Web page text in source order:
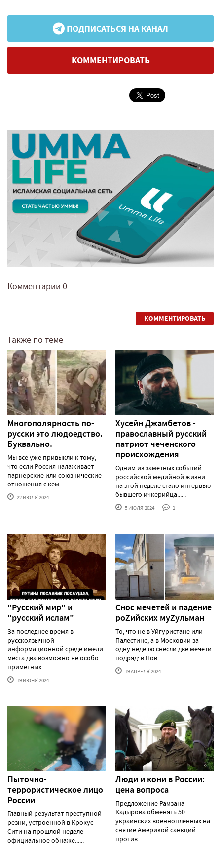
ПОДПИСАТЬСЯ НА КАНАЛ
КОММЕНТИРОВАТЬ
Комментарии 0
КОММЕНТИРОВАТЬ
Также по теме
Многополярность по-
русски это людоедство.
Буквально.
Мы все уже привыкли к тому,
что если Россия налаживает
парнерские или союзнические
отношения с кем-......
22 ИЮЛЯ'2024
Хусейн Джамбетов -
православный русский
патриот чеченского
происхождения
Одним из заметных событий
российской медийной жизни
на этой неделе стало интервью
бывшего ичкерийца......
5 ИЮЛЯ'2024 1
"Русский мир" и
"русский ислам"
За последнее время в
русскоязычной
информационной среде имели
места два возможно не особо
приметных......
19 ИЮНЯ'2024
Снос мечетей и падение
роZийских муZульман
То, что не в Уйгуристане или
Палестине, а в Московии за
одну неделю снесли две мечети
подряд: в Нов......
19 АПРЕЛЯ'2024
Пыточно-
террористическое лицо
России
Главный результат преступной
резни, устроенной в Крокус-
Сити на прошлой неделе -
официальное обнаже......
Люди и кони в России:
цена вопроса
Предложение Рамзана
Кадырова обменять 50
украинских военнопленных на
снятие Америкой санкций
против......